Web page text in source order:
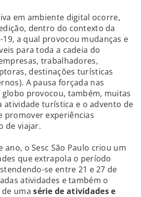
em ambiente digital ocorre,
dentro do contexto da
a qual provocou mudanças e
para toda a cadeia do
trabalhadores,
destinações turísticas
A pausa forçada nas
provocou, também, muitas
atividade turística e o advento de
promover experiências
de viajar.
ano, o Sesc São Paulo criou um
que extrapola o período
se entre 21 e 27 de
atividades e também o
de umasérie de atividades e